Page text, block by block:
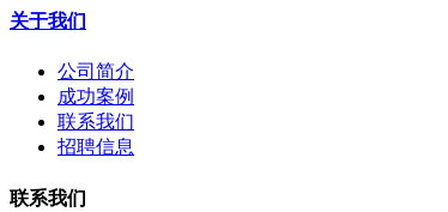
关于我们
公司简介
成功案例
联系我们
招聘信息
联系我们